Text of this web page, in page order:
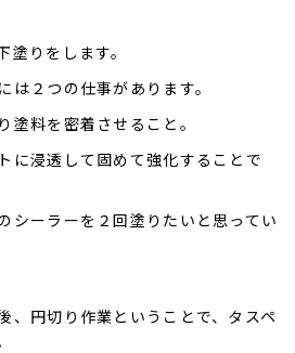
りをします。
は２つの仕事があります。
塗料を密着させること。
に浸透して固めて強化することで
シーラーを２回塗りたいと思ってい
、円切り作業ということで、タスペ